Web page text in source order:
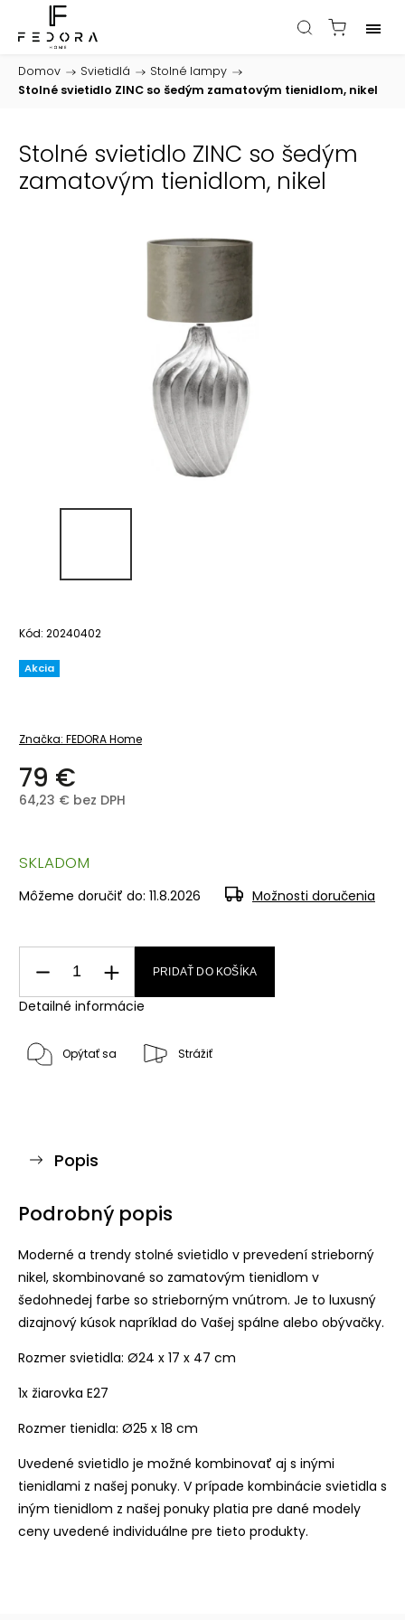
Domov / Svietidlá / Stolné lampy /
Stolné svietidlo ZINC so šedým zamatovým tienidlom, nikel
Stolné svietidlo ZINC so šedým
zamatovým tienidlom, nikel
Kód: 20240402
Akcia
Značka: FEDORA Home
79 €
64,23 € bez DPH
SKLADOM
Môžeme doručiť do: 11.8.2026 Možnosti doručenia
PRIDAŤ DO KOŠÍKA
Detailné informácie
Opýtať sa Strážiť
Popis
Podrobný popis
Moderné a trendy stolné svietidlo v prevedení strieborný
nikel, skombinované so zamatovým tienidlom v
šedohnedej farbe so strieborným vnútrom. Je to luxusný
dizajnový kúsok napríklad do Vašej spálne alebo obývačky.
Rozmer svietidla: Ø24 x 17 x 47 cm
1x žiarovka E27
Rozmer tienidla: Ø25 x 18 cm
Uvedené svietidlo je možné kombinovať aj s inými
tienidlami z našej ponuky. V prípade kombinácie svietidla s
iným tienidlom z našej ponuky platia pre dané modely
ceny uvedené individuálne pre tieto produkty.